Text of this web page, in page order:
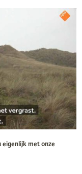
eigenlijk met onze